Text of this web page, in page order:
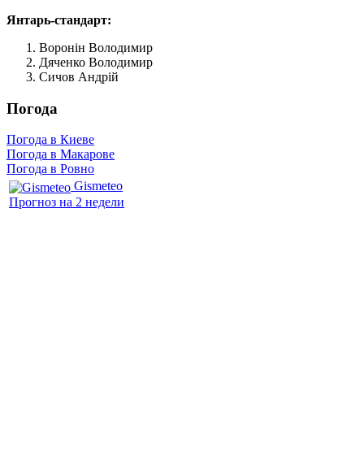
Янтарь-стандарт:
Воронін Володимир
Дяченко Володимир
Сичов Андрій
Погода
Погода в Киеве
Погода в Макарове
Погода в Ровно
Gismeteo
Прогноз на 2 недели